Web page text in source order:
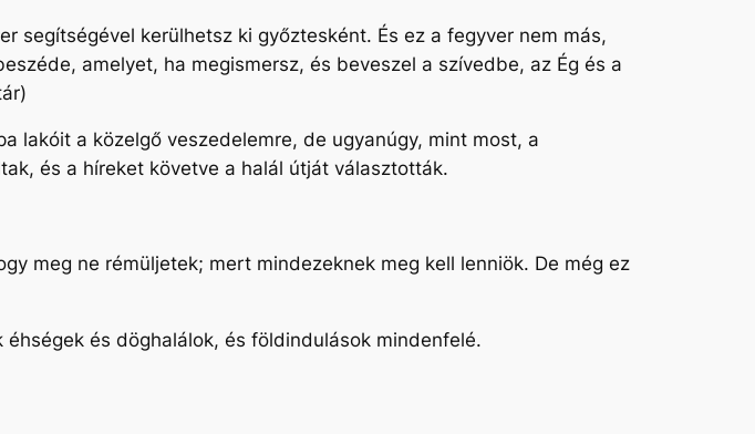
segítségével kerülhetsz ki győztesként. És ez a fegyver nem más,
amelyet, ha megismersz, és beveszel a szívedbe, az Ég és a
lakóit a közelgő veszedelemre, de ugyanúgy, mint most, a
és a híreket követve a halál útját választották.
meg ne rémüljetek; mert mindezeknek meg kell lenniök. De még ez
és döghalálok, és földindulások mindenfelé.